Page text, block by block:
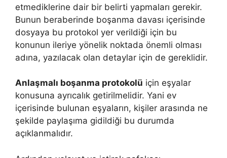
etmediklerine dair bir belirti yapmaları gerekir.
Bunun beraberinde boşanma davası içerisinde
dosyaya bu protokol yer verildiği için bu
konunun ileriye yönelik noktada önemli olması
adına, yazılacak olan detaylar için de gereklidir.
Anlaşmalı boşanma protokolü için eşyalar
konusuna ayrıcalık getirilmelidir. Yani ev
içerisinde bulunan eşyaların, kişiler arasında ne
şekilde paylaşıma gidildiği bu durumda
açıklanmalıdır.